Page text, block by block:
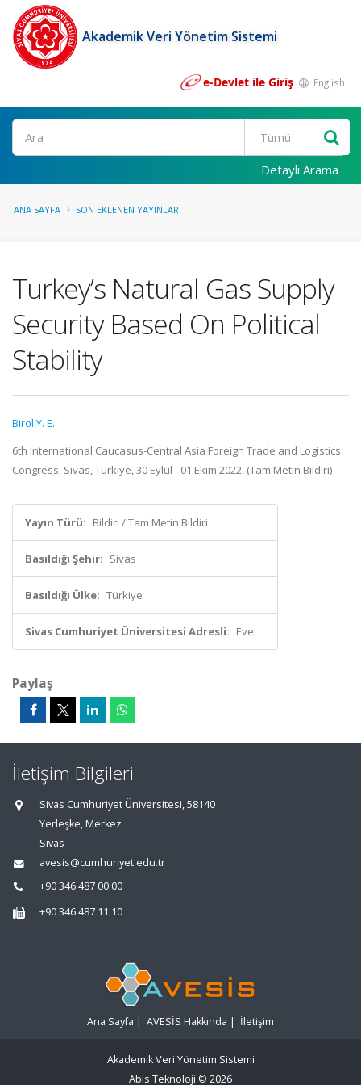
Akademik Veri Yönetim Sistemi
e-Devlet ile Giriş English
Ara
Detaylı Arama
ANA SAYFA SON EKLENEN YAYINLAR
Turkey’s Natural Gas Supply
Security Based On Political
Stability
Birol Y. E.
6th International Caucasus-Central Asia Foreign Trade and Logistics
Congress, Sivas, Türkiye, 30 Eylül - 01 Ekim 2022, (Tam Metin Bildiri)
Yayın Türü: Bildiri / Tam Metin Bildiri
Basıldığı Şehir: Sivas
Basıldığı Ülke: Türkiye
Sivas Cumhuriyet Üniversitesi Adresli: Evet
Paylaş
İletişim Bilgileri
Sivas Cumhuriyet Üniversitesi, 58140
Yerleşke, Merkez
Sivas
avesis@cumhuriyet.edu.tr
+90 346 487 00 00
+90 346 487 11 10
Ana Sayfa | AVESİS Hakkında | İletişim
Akademik Veri Yönetim Sistemi
Abis Teknoloji © 2026